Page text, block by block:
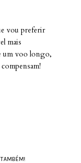
vou preferir
mais
um voo longo,